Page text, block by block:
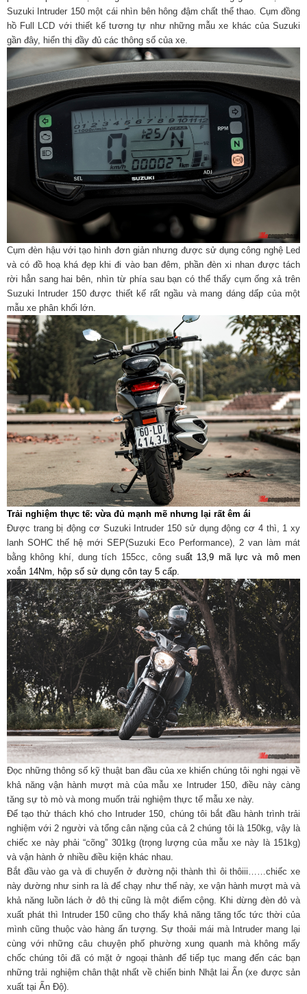
Suzuki Intruder 150 một cái nhìn bên hông đậm chất thể thao. Cụm đồng
hồ Full LCD với thiết kế tương tự như những mẫu xe khác của Suzuki
gần đây, hiển thị đầy đủ các thông số của xe.
Cụm đèn hậu với tạo hình đơn giản nhưng được sử dụng công nghệ Led
và có đồ hoạ khá đẹp khi đi vào ban đêm, phần đèn xi nhan được tách
rời hẳn sang hai bên, nhìn từ phía sau bạn có thể thấy cụm ống xả trên
Suzuki Intruder 150 được thiết kế rất ngầu và mang dáng dấp của một
mẫu xe phân khối lớn.
Trải nghiệm thực tế: vừa đủ mạnh mẽ nhưng lại rất êm ái
Được trang bị động cơ Suzuki Intruder 150 sử dụng động cơ 4 thì, 1 xy
lanh SOHC thế hệ mới SEP(Suzuki Eco Performance), 2 van làm mát
bằng không khí, dung tích 155cc, công suất 13,9 mã lực và mô men
xoắn 14Nm, hộp số sử dụng côn tay 5 cấp.
Đọc những thông số kỹ thuật ban đầu của xe khiến chúng tôi nghi ngại về
khả năng vận hành mượt mà của mẫu xe Intruder 150, điều này càng
tăng sự tò mò và mong muốn trải nghiệm thực tế mẫu xe này.
Để tạo thử thách khó cho Intruder 150, chúng tôi bắt đầu hành trình trải
nghiệm với 2 người và tổng cân nặng của cả 2 chúng tôi là 150kg, vậy là
chiếc xe này phải “cõng” 301kg (trọng lượng của mẫu xe này là 151kg)
và vận hành ở nhiều điều kiện khác nhau.
Bắt đầu vào ga và di chuyển ở đường nội thành thì ôi thôiii……chiếc xe
này dường như sinh ra là để chạy như thế này, xe vận hành mượt mà và
khả năng luồn lách ở đô thị cũng là một điểm cộng. Khi dừng đèn đỏ và
xuất phát thì Intruder 150 cũng cho thấy khả năng tăng tốc tức thời của
mình cũng thuộc vào hàng ấn tượng. Sự thoải mái mà Intruder mang lại
cùng với những câu chuyện phố phường xung quanh mà không mấy
chốc chúng tôi đã có mặt ở ngoại thành để tiếp tục mang đến các bạn
những trải nghiệm chân thật nhất về chiến binh Nhật lai Ấn (xe được sản
xuất tại Ấn Độ).